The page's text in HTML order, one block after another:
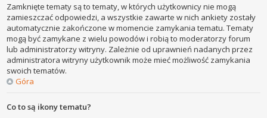
Zamknięte tematy są to tematy, w których użytkownicy nie mogą
zamieszczać odpowiedzi, a wszystkie zawarte w nich ankiety zostały
automatycznie zakończone w momencie zamykania tematu. Tematy
mogą być zamykane z wielu powodów i robią to moderatorzy forum
lub administratorzy witryny. Zależnie od uprawnień nadanych przez
administratora witryny użytkownik może mieć możliwość zamykania
swoich tematów.
Góra
Co to są ikony tematu?